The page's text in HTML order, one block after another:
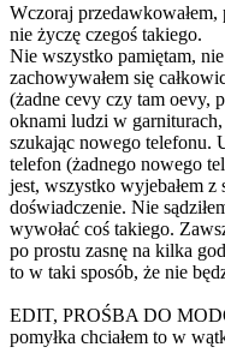
Wczoraj
nie życzę czegoś takiego.
Nie wszystko pamiętam, nie
zachowywałem się
(żadne cevy czy tam oevy,
oknami ludzi w garniturach,
szukając nowego telefonu.
telefon (żadnego nowego
jest, wszystko wyjebałem
doświadczenie. Nie
wywołać coś takiego.
po prostu zasnę na kilka
to w taki sposób, że nie
EDIT, PROŚBA DO
pomyłka chciałem to w